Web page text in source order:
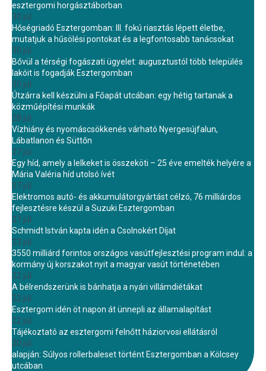
esztergomi horgásztáborban
30 júl.
Hőségriadó Esztergomban: III. fokú riasztás lépett életbe,
mutatjuk a hűsölési pontokat és a legfontosabb tanácsokat
30 júl.
Bővül a térségi fogászati ügyelet: augusztustól több település
lakóit is fogadják Esztergomban
30 júl.
Útzárra kell készülni a Főapát utcában: egy hétig tartanak a
közműépítési munkák
28 júl.
Vízhiány és nyomáscsökkenés várható Nyergesújfalun,
Lábatlanon és Süttőn
27 júl.
Egy híd, amely a lelkeket is összeköti – 25 éve emelték helyére a
Mária Valéria híd utolsó ívét
27 júl.
Elektromos autó- és akkumulátorgyártást célzó, 76 milliárdos
fejlesztésre készül a Suzuki Esztergomban
27 júl.
Schmidt István kapta idén a Csolnokért Díjat
23 júl.
3550 milliárd forintos országos vasútfejlesztési program indul: a
kormány új korszakot nyit a magyar vasút történetében
22 júl.
A bélrendszerünk is bánhatja a nyári villámdiétákat
22 júl.
Esztergom idén öt napon át ünnepli az államalapítást
22 júl.
Tájékoztató az esztergomi felnőtt háziorvosi ellátásról
20 júl.
alapján: Súlyos rollerbaleset történt Esztergomban a Kölcsey
utcában